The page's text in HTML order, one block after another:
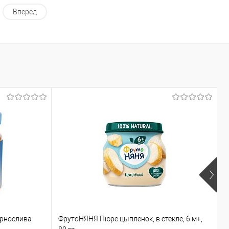
Вперед
ФрутоНЯНЯ Пюре цыпленок, в стекле, 6 м+,